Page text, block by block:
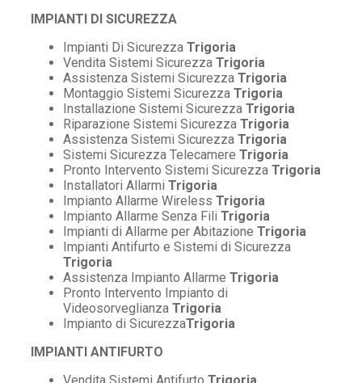
IMPIANTI DI SICUREZZA
Impianti Di Sicurezza Trigoria
Vendita Sistemi Sicurezza Trigoria
Assistenza Sistemi Sicurezza Trigoria
Montaggio Sistemi Sicurezza Trigoria
Installazione Sistemi Sicurezza Trigoria
Riparazione Sistemi Sicurezza Trigoria
Assistenza Sistemi Sicurezza Trigoria
Sistemi Sicurezza Telecamere Trigoria
Pronto Intervento Sistemi Sicurezza Trigoria
Installatori Allarmi Trigoria
Impianto Allarme Wireless Trigoria
Impianto Allarme Senza Fili Trigoria
Impianti di Allarme per Abitazione Trigoria
Impianti Antifurto e Sistemi di Sicurezza
Trigoria
Assistenza Impianto Allarme Trigoria
Pronto Intervento Impianto di
Videosorveglianza Trigoria
Impianto di SicurezzaTrigoria
IMPIANTI ANTIFURTO